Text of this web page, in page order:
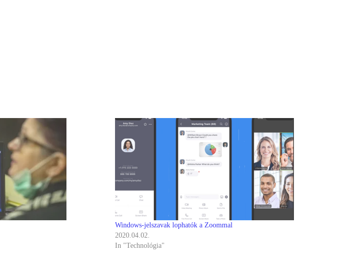
Windows-jelszavak lophatók a Zoommal
2020.04.02.
In "Technológia"